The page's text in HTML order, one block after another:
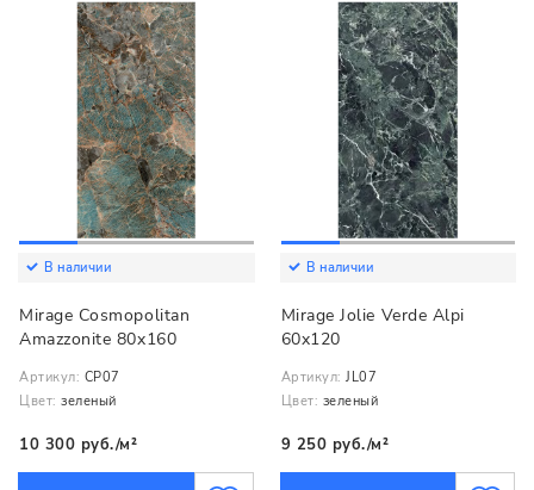
В наличии
Mirage Cosmopolitan
Amazzonite 80x160
Артикул: CP07
Цвет: зеленый
10 300 руб./м²
В наличии
Mirage Jolie Verde Alpi
60x120
Артикул: JL07
Цвет: зеленый
9 250 руб./м²